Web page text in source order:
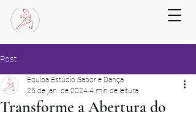
Post
Transforme a Abertura do
Equipa Estúdio Sabor e Dança
25 de jan. de 2024 4 min de leitura